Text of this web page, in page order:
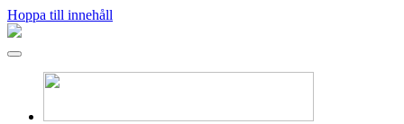
Hoppa till innehåll